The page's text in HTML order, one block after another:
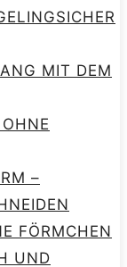
MIT DEM
–
FÖRMCHEN
UND